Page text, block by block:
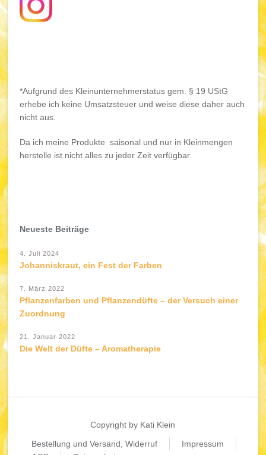
*Aufgrund des Kleinunternehmerstatus gem. § 19 UStG
erhebe ich keine Umsatzsteuer und weise diese daher auch
nicht aus.
Da ich meine Produkte saisonal und nur in Kleinmengen
herstelle ist nicht alles zu jeder Zeit verfügbar.
Neueste Beiträge
4. Juli 2024
Johanniskraut, ein Fest der Farben
7. März 2022
Pflanzenfarben und Pflanzendüfte – der Versuch einer
Zuordnung
21. Januar 2022
Die Welt der Düfte – Aromatherapie
Copyright by Kati Klein
Bestellung und Versand, Widerruf
Impressum